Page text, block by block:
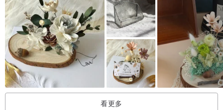
尺寸
小號桌面標識牌 長20cm
中號桌面標識牌 長26cm
大號桌面標識牌 長20cm 帶插筆偉和名片偉
手製尺寸，略有偏差，具體尺寸請參詳圖片。
看更多